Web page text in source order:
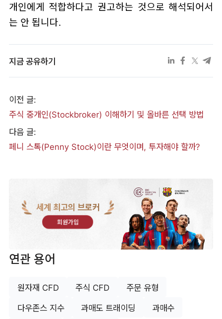
개인에게 적합하다고 권고하는 것으로 해석되어서
는 안 됩니다.
지금 공유하기
이전 글:
주식 중개인(Stockbroker) 이해하기 및 올바른 선택 방법
다음 글:
페니 스톡(Penny Stock)이란 무엇이며, 투자해야 할까?
세계 최고의 브로커
회원가입
연관 용어
원자재 CFD 주식 CFD 주문 유형
다우존스 지수 과매도 트래이딩 과매수